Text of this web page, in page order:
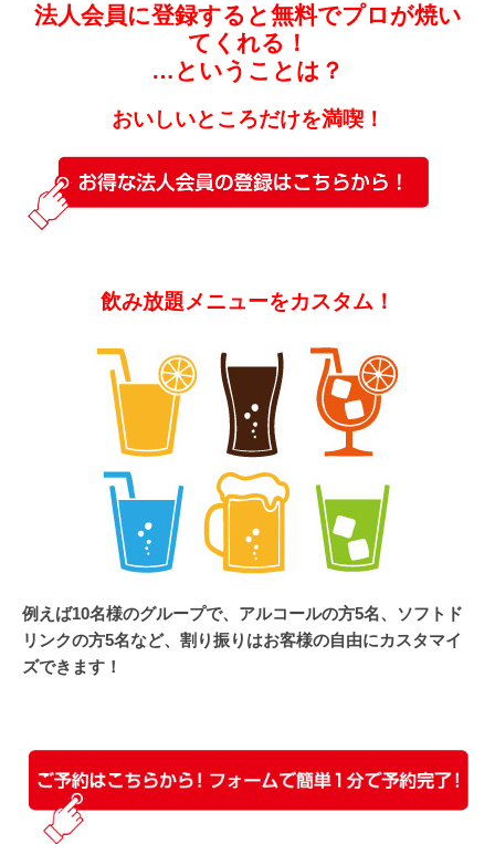
法人会員に登録すると無料でプロが焼い
てくれる！
…ということは？
おいしいところだけを満喫！
飲み放題メニューをカスタム！
例えば10名様のグループで、アルコールの方5名、ソフトド
リンクの方5名など、割り振りはお客様の自由にカスタマイ
ズできます！